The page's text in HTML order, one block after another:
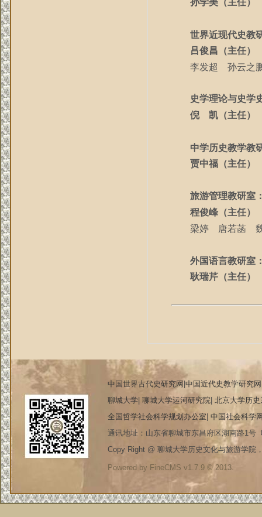
世界近现代史教
吕俊昌（主任）
李发超 孙云之
史学理论与史学
倪 凯（主任）
中学历史教学教
贾中福（主任）
旅游管理教研室
程俊峰（主任）
梁婷 唐若菡
外国语言教研室
耿瑞芹（主任）
中国世界古代史研究网 中国近代史教学研究网
聊城大学 聊城大学运河研究院 北京大学历史
全国哲学社会科学规划办公室 中国社会科学
通讯地址：山东省聊城市东昌府区湖南路1号
Copy Right @ 聊城大学历史文化与旅游学院
Powered by FineCMS v1.7.9 © 2013.